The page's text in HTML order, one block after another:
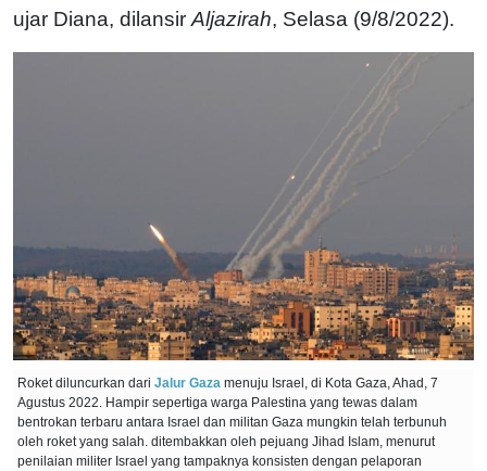
ujar Diana, dilansir Aljazirah, Selasa (9/8/2022).
Roket diluncurkan dari Jalur Gaza menuju Israel, di Kota Gaza, Ahad, 7
Agustus 2022. Hampir sepertiga warga Palestina yang tewas dalam
bentrokan terbaru antara Israel dan militan Gaza mungkin telah terbunuh
oleh roket yang salah. ditembakkan oleh pejuang Jihad Islam, menurut
penilaian militer Israel yang tampaknya konsisten dengan pelaporan